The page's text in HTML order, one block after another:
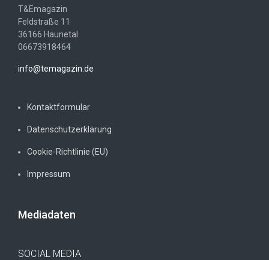
T&Emagazin
Feldstraße 11
36166 Haunetal
06673918464
info@temagazin.de
Kontaktformular
Datenschutzerklärung
Cookie-Richtlinie (EU)
Impressum
Mediadaten
SOCIAL MEDIA